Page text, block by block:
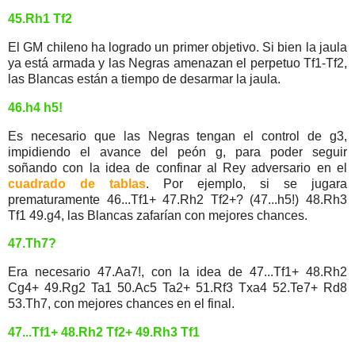
45.Rh1 Tf2
El GM chileno ha logrado un primer objetivo. Si bien la jaula
ya está armada y las Negras amenazan el perpetuo Tf1-Tf2,
las Blancas están a tiempo de desarmar la jaula.
46.h4 h5!
Es necesario que las Negras tengan el control de g3,
impidiendo el avance del peón g, para poder seguir
soñando con la idea de confinar al Rey adversario en el
cuadrado de tablas. Por ejemplo, si se jugara
prematuramente 46...Tf1+ 47.Rh2 Tf2+? (47...h5!) 48.Rh3
Tf1 49.g4, las Blancas zafarían con mejores chances.
47.Th7?
Era necesario 47.Aa7!, con la idea de 47...Tf1+ 48.Rh2
Cg4+ 49.Rg2 Ta1 50.Ac5 Ta2+ 51.Rf3 Txa4 52.Te7+ Rd8
53.Th7, con mejores chances en el final.
47...Tf1+ 48.Rh2 Tf2+ 49.Rh3 Tf1